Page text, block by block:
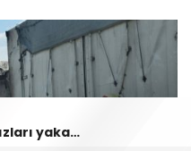
Ankara Yolu Babasultan Mevkii’nde Korkutan Tır YangınıKestel’deki kasa hırsızları yakalandı